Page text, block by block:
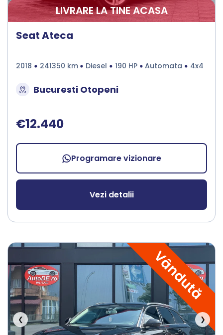
LIVRARE LA TINE ACASA
Seat Ateca
2018 241350 km Diesel 190 HP Automata 4x4
Bucuresti Otopeni
€12.440
Programare vizionare
Vezi detalii
Vândută
❮ ❯